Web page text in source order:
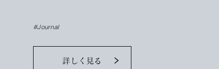
て、見たとき、着たときに自分から出てくる感情によく向き合ってみ
#Journal
詳しく見る